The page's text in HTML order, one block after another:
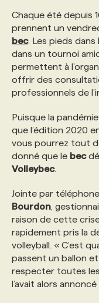
PRIX ET
GEO/SEO
NOS
FAQ
FORMATIONS
NOS
POURQUOI
NOS TARIFS
FAQ
ANNONCEZ
NOS TARIFS
NOS
FAQ
ANNONCEZ
Chaque été depuis
prennent un
bec. Les pieds dans
dans un tournoi
permettent à
offrir des
professionnels de
Puisque la
que l’édition 2020
vous pourrez tout
donné que le bec
Volleybec.
Jointe par
Bourdon ,
raison de cette crise
rapidement pris la
volleyball. « C’est
passent un ballon
respecter toutes
l’avait alors